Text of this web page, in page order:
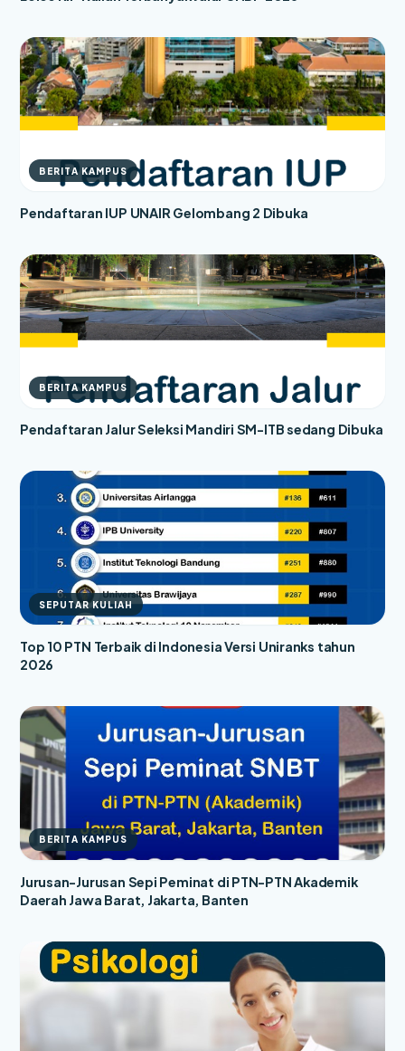
BERITA KAMPUS
Pendaftaran IUP UNAIR Gelombang 2 Dibuka
BERITA KAMPUS
Pendaftaran Jalur Seleksi Mandiri SM-ITB sedang Dibuka
SEPUTAR KULIAH
Top 10 PTN Terbaik di Indonesia Versi Uniranks tahun
2026
BERITA KAMPUS
Jurusan-Jurusan Sepi Peminat di PTN-PTN Akademik
Daerah Jawa Barat, Jakarta, Banten